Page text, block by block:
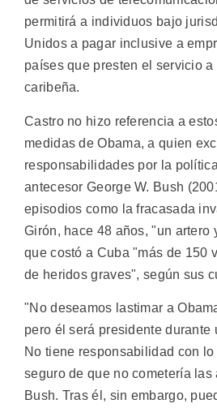
permitirá a individuos bajo
Unidos a pagar inclusive a
países que presten el servicio
caribeña.
Castro no hizo referencia a
medidas de Obama, a quien
responsabilidades por la
antecesor George W. Bush
episodios como la fracasada
Girón, hace 48 años, "un artero
que costó a Cuba "más de 150
de heridos graves", según sus
"No deseamos lastimar a
pero él será presidente durante
No tiene responsabilidad con
seguro de que no cometería las
Bush. Tras él, sin embargo,